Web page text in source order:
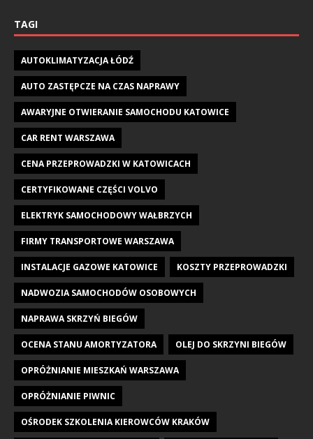
TAGI
AUTOKLIMATYZACJA ŁÓDŹ
AUTO ZASTĘPCZE NA CZAS NAPRAWY
AWARYJNE OTWIERANIE SAMOCHODU KATOWICE
CAR RENT WARSZAWA
CENA PRZEPROWADZKI W KATOWICACH
CERTYFIKOWANE CZĘŚCI VOLVO
ELEKTRYK SAMOCHODOWY WAŁBRZYCH
FIRMY TRANSPORTOWE WARSZAWA
INSTALACJE GAZOWE KATOWICE KOSZTY PRZEPROWADZKI
NADWOZIA SAMOCHODÓW OSOBOWYCH
NAPRAWA SKRZYŃ BIEGÓW
OCENA STANU AMORTYZATORA OLEJ DO SKRZYNI BIEGÓW
OPRÓŻNIANIE MIESZKAŃ WARSZAWA
OPRÓŻNIANIE PIWNIC
OŚRODEK SZKOLENIA KIEROWCÓW KRAKÓW